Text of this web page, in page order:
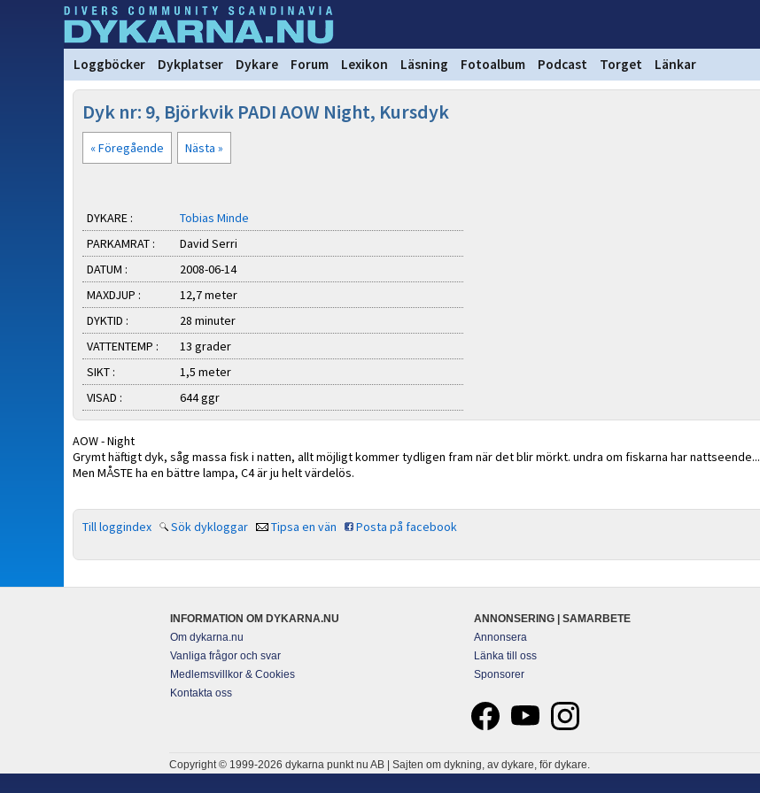
Loggböcker Dykplatser Dykare Forum Lexikon Läsning Fotoalbum Podcast Torget Länkar
Dyk nr: 9, Björkvik PADI AOW Night, Kursdyk
« Föregående Nästa »
DYKARE :
Tobias Minde
PARKAMRAT :
David Serri
DATUM :
2008-06-14
MAXDJUP :
12,7 meter
DYKTID :
28 minuter
VATTENTEMP :
13 grader
SIKT :
1,5 meter
VISAD :
644 ggr
AOW - Night
Grymt häftigt dyk, såg massa fisk i natten, allt möjligt kommer tydligen fram när det blir mörkt. undra om fiskarna har nattseende...
Men MÅSTE ha en bättre lampa, C4 är ju helt värdelös.
Till loggindex Sök dykloggar Tipsa en vän Posta på facebook
INFORMATION OM DYKARNA.NU
Om dykarna.nu
Vanliga frågor och svar
Medlemsvillkor & Cookies
Kontakta oss
ANNONSERING | SAMARBETE
Annonsera
Länka till oss
Sponsorer
Copyright © 1999-2026 dykarna punkt nu AB | Sajten om dykning, av dykare, för dykare.